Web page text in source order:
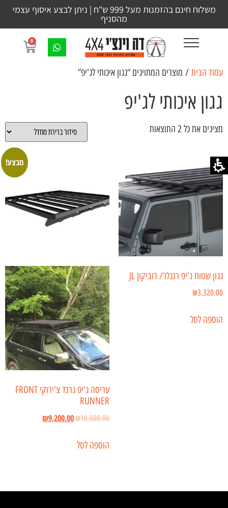
משלוח חינם בהזמנות מעל 999 ש"ח | ניתן לבצע איסוף עצמי
מהסניף
0
עמוד הבית / מוצרים המתויגים “גגון איכותי לג'יפ”
גגון איכותי לג'יפ
מציגים את כל ⁦2⁩ התוצאות
גגון שטוח ג'יפ רנגלר/ רוביקון JL
₪3,320.00
הוספה לסל
מבצע!
עריסה ג'יפ גרנד צ'ירוקי FRONT
RUNNER
₪10,000.00
₪9,200.00
הוספה לסל